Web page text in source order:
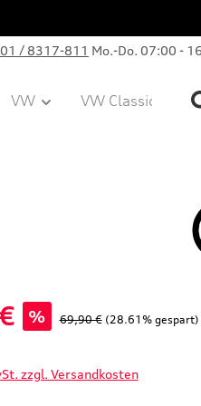
/ 8317-811 Mo.-Do. 07:00 -
VW VW Classic Parts
% Regulärer Preis:
69,90 € (28.61% gespart)
zzgl. Versandkosten